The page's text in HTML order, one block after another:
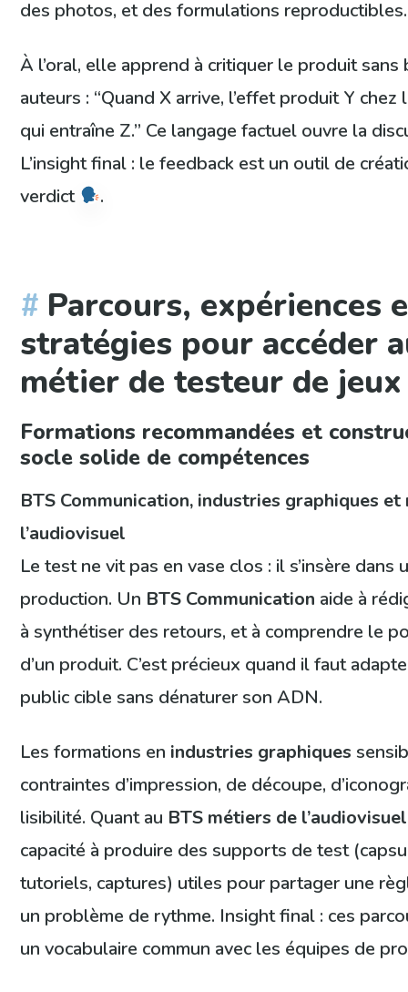
des photos, et des formulations reproductibles.
À l’oral, elle apprend à critiquer le produit
auteurs : “Quand X arrive, l’effet produit Y chez
qui entraîne Z.” Ce langage factuel ouvre la
L’insight final : le feedback est un outil de
verdict
.
Parcours, expériences
stratégies pour accéder
métier de testeur de jeux
Formations recommandées et
socle solide de compétences
BTS Communication, industries graphiques
l’audiovisuel
Le test ne vit pas en vase clos : il s’insère dans
production. Un BTS Communication aide à
à synthétiser des retours, et à comprendre le
d’un produit. C’est précieux quand il faut
public cible sans dénaturer son ADN.
Les formations en industries graphiques
contraintes d’impression, de découpe,
lisibilité. Quant au BTS métiers de l’audiovisuel
capacité à produire des supports de test
tutoriels, captures) utiles pour partager une
un problème de rythme. Insight final : ces
un vocabulaire commun avec les équipes de